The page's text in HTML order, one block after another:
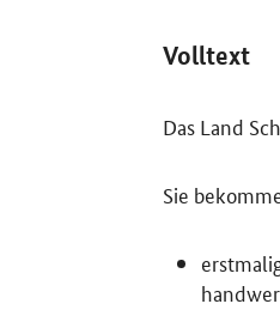
Volltext
Das Land
Sie